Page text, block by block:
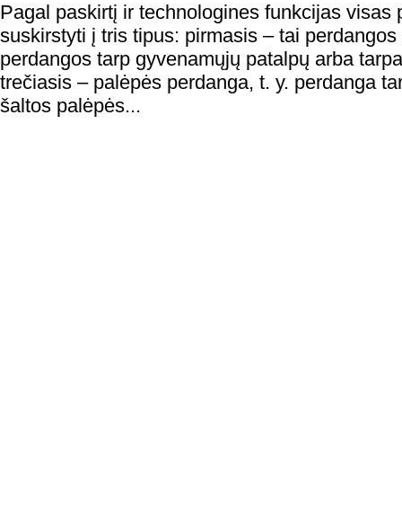
Pagal paskirtį ir technologines funkcijas visas
suskirstyti į tris tipus: pirmasis – tai
perdangos tarp gyvenamųjų patalpų arba
trečiasis – palėpės perdanga, t. y. perdanga
šaltos palėpės...